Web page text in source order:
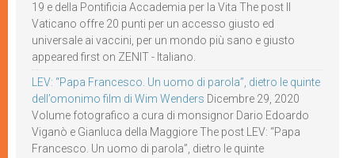
19 e della Pontificia Accademia per la Vita The post Il
Vaticano offre 20 punti per un accesso giusto ed
universale ai vaccini, per un mondo più sano e giusto
appeared first on ZENIT - Italiano.
LEV: “Papa Francesco. Un uomo di parola”, dietro le quinte
dell’omonimo film di Wim Wenders Dicembre 29, 2020
Volume fotografico a cura di monsignor Dario Edoardo
Viganò e Gianluca della Maggiore The post LEV: “Papa
Francesco. Un uomo di parola”, dietro le quinte